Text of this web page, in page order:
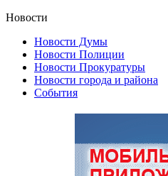
Новости
Новости Думы
Новости Полиции
Новости Прокуратуры
Новости города и района
События